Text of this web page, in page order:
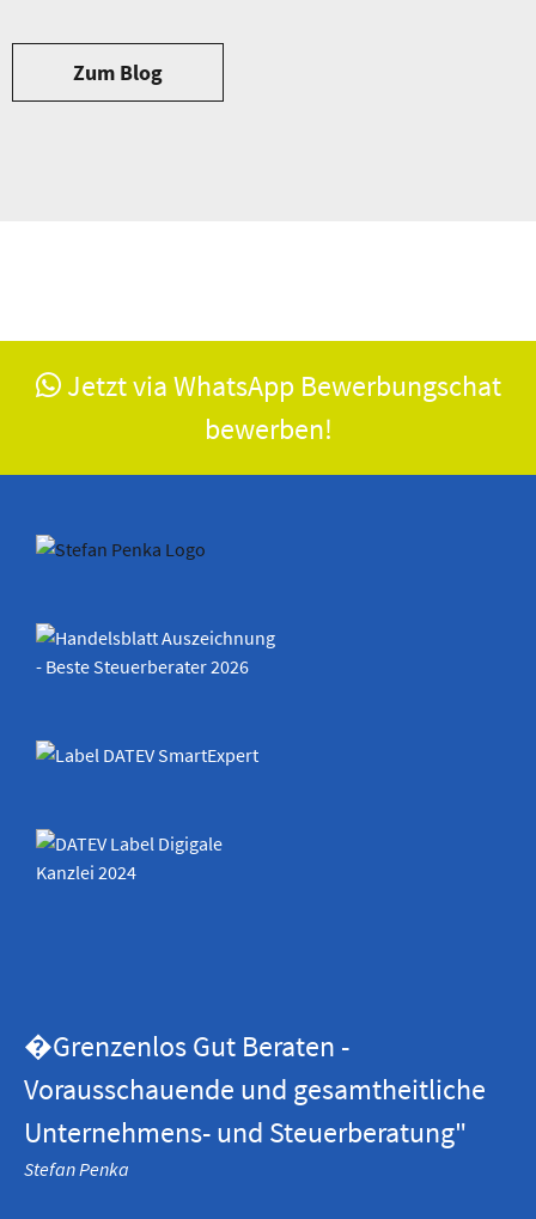
Zum Blog
Jetzt via WhatsApp Bewerbungschat
bewerben!
�Grenzenlos Gut Beraten -
Vorausschauende und gesamtheitliche
Unternehmens- und Steuerberatung"
Stefan Penka